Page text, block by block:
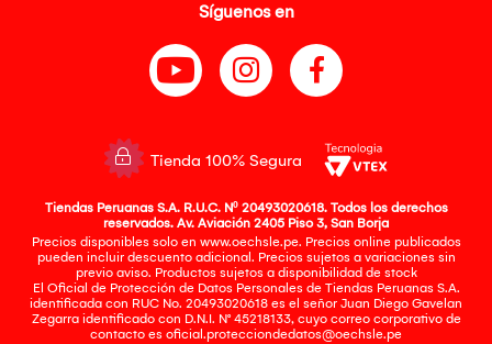
Síguenos en
Tienda 100% Segura
Tiendas Peruanas S.A. R.U.C. Nº 20493020618. Todos los derechos
reservados. Av. Aviación 2405 Piso 3, San Borja
Precios disponibles solo en www.oechsle.pe. Precios online publicados
pueden incluir descuento adicional. Precios sujetos a variaciones sin
previo aviso. Productos sujetos a disponibilidad de stock
El Oficial de Protección de Datos Personales de Tiendas Peruanas S.A.
identificada con RUC No. 20493020618 es el señor Juan Diego Gavelan
Zegarra identificado con D.N.I. N° 45218133, cuyo correo corporativo de
contacto es oficial.protecciondedatos@oechsle.pe